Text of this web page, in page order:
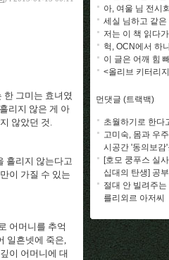
한 그미는 효녀였
리지 않은 게 아
않았던 것 .
흘리지 않는다고
이 가질 수 있는
어머니를 추억
일흔넷에 죽은,
이 어머니에 대
아, 여울 님 전시
세실 님하고 같은
저는 이 책 읽다
헉, OCN에서 하
이 글은 어깨 힘
<올리브 키터리
먼댓글 (트랙백)
초월하기로 한다
고미숙, 몸과 우
시공간 '동의보감
[호모 쿵푸스 실
십대의 탄생] 공
절대 안 빌려주는
를리외르 아저씨